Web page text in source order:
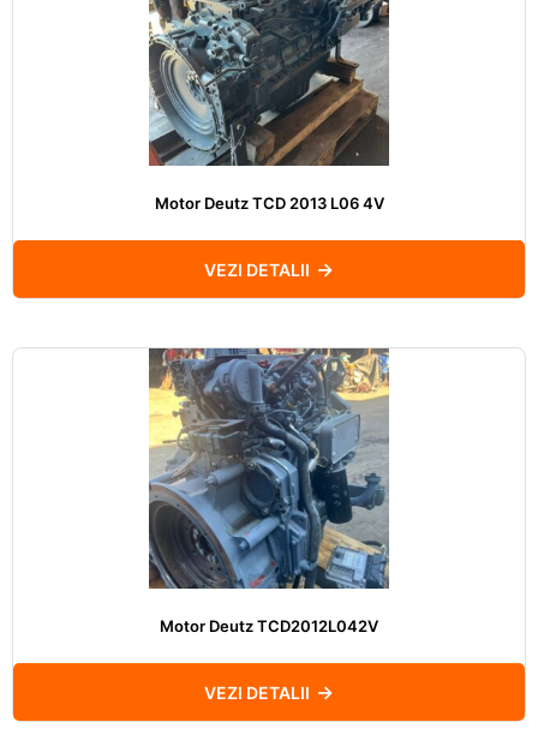
Motor Deutz TCD 2013 L06 4V
VEZI DETALII
Motor Deutz TCD2012L042V
VEZI DETALII